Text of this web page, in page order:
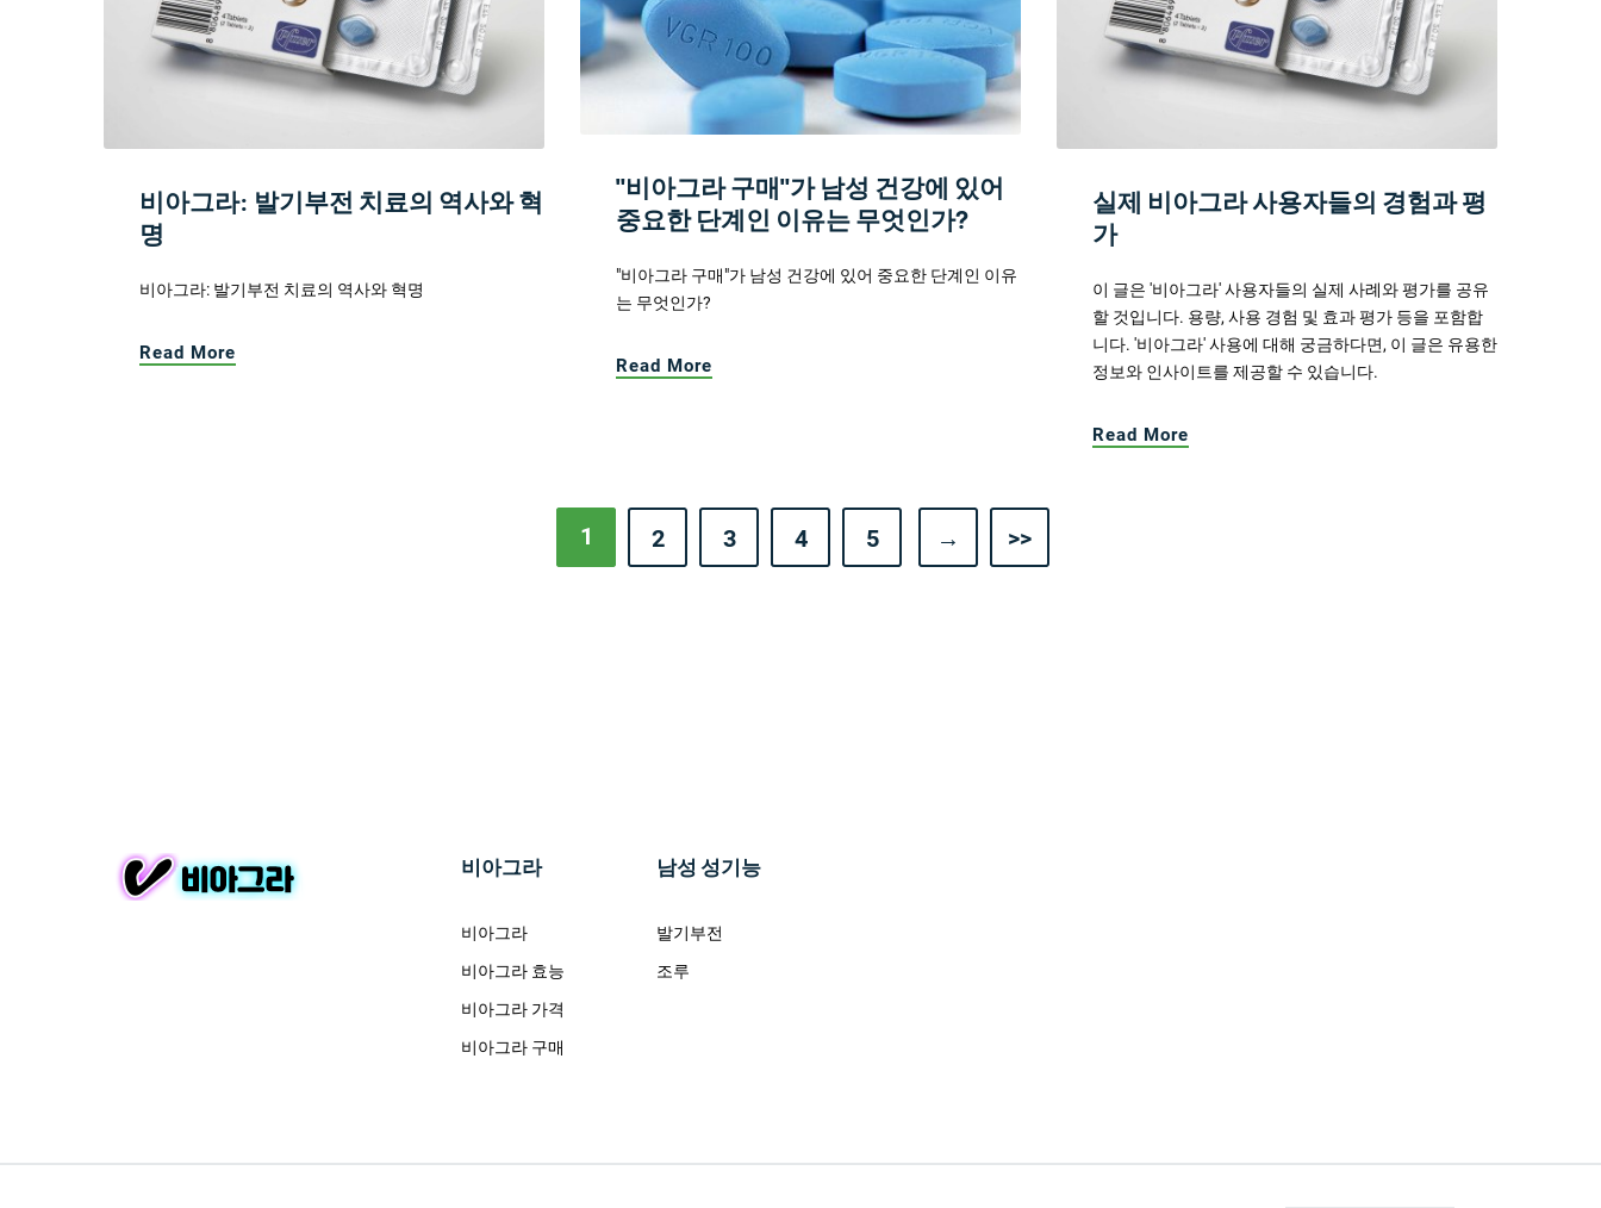
비아그라: 발기부전 치료의 역사와 혁
명
비아그라: 발기부전 치료의 역사와 혁명
Read More
"비아그라 구매"가 남성 건강에 있어
중요한 단계인 이유는 무엇인가?
"비아그라 구매"가 남성 건강에 있어 중요한 단계인 이유
는 무엇인가?
Read More
실제 비아그라 사용자들의 경험과 평
가
이 글은 '비아그라' 사용자들의 실제 사례와 평가를 공유
할 것입니다. 용량, 사용 경험 및 효과 평가 등을 포함합
니다. '비아그라' 사용에 대해 궁금하다면, 이 글은 유용한
정보와 인사이트를 제공할 수 있습니다.
Read More
1 2 3 4 5 → >>
비아그라
비아그라
비아그라 효능
비아그라 가격
비아그라 구매
남성 성기능
발기부전
조루